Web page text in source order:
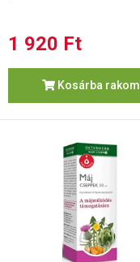
1 920 Ft
Kosárba rakom